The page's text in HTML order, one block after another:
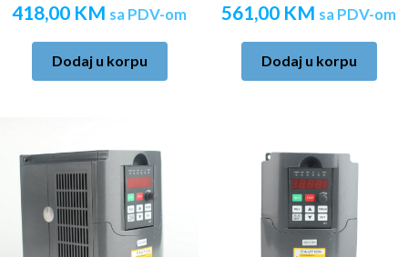
418,00 KM sa PDV-om
Dodaj u korpu
561,00 KM sa PDV-om
Dodaj u korpu